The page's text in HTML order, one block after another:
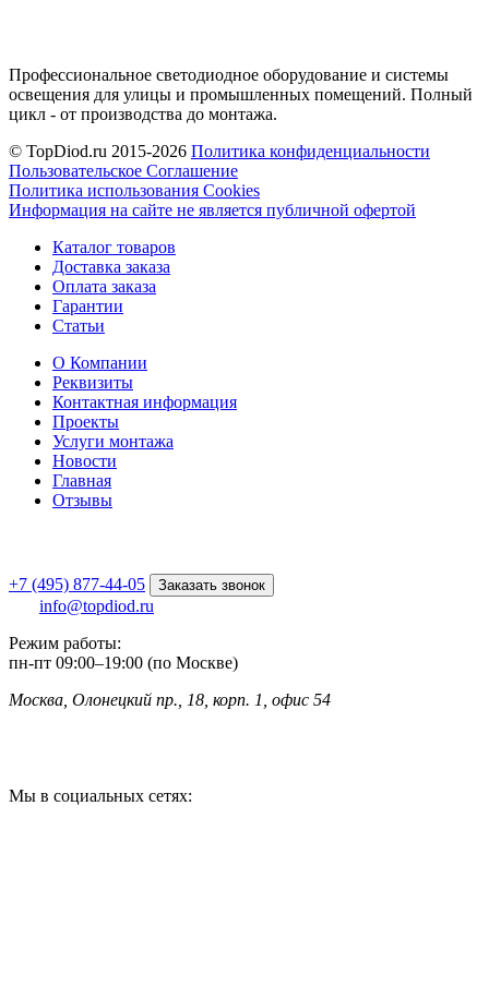
Профессиональное светодиодное оборудование и системы
освещения для улицы и промышленных помещений. Полный
цикл - от производства до монтажа.
© TopDiod.ru 2015-2026 Политика конфиденциальности
Пользовательское Соглашение
Политика использования Cookies
Информация на сайте не является публичной офертой
Каталог товаров
Доставка заказа
Оплата заказа
Гарантии
Статьи
О Компании
Реквизиты
Контактная информация
Проекты
Услуги монтажа
Новости
Главная
Отзывы
+7 (495) 877-44-05 Заказать звонок
info@topdiod.ru
Режим работы:
пн-пт 09:00–19:00 (по Москве)
Москва, Олонецкий пр., 18, корп. 1, офис 54
Мы в социальных сетях: